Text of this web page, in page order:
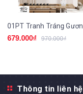
679.000₫ 970.000₫
Thông tin liên